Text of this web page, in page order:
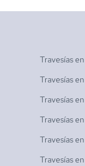
Travesías en
Travesías en
Travesías en
Travesías en
Travesías en
Travesías en